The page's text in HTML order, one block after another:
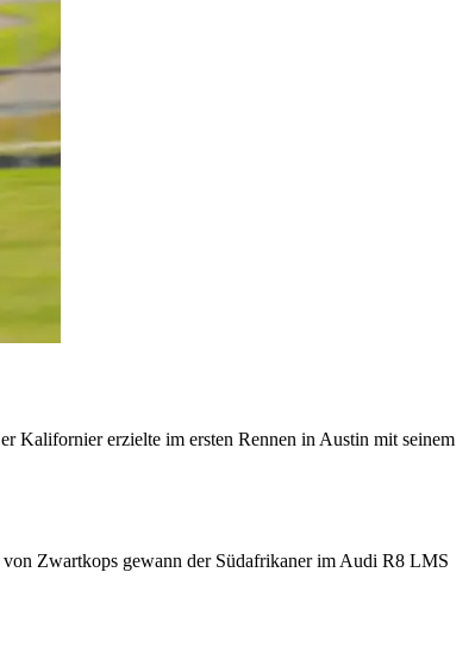
Kalifornier erzielte im ersten Rennen in Austin mit seinem
Zwartkops gewann der Südafrikaner im Audi R8 LMS